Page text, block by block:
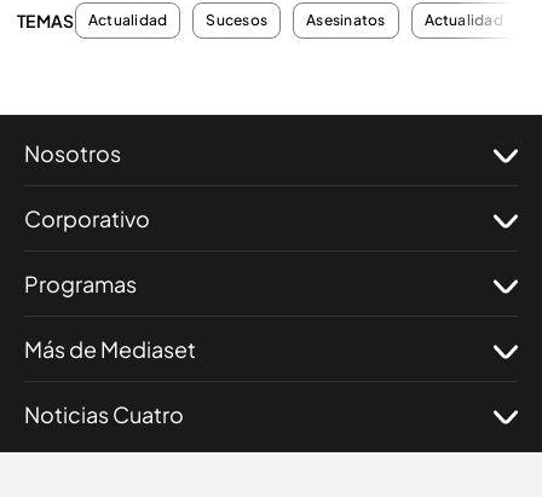
TEMAS Actualidad Sucesos Asesinatos Actualidad
Nosotros
Corporativo
Programas
Más de Mediaset
Noticias Cuatro